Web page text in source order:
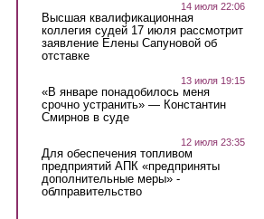
14 июля 22:06
Высшая квалификационная
коллегия судей 17 июля рассмотрит
заявление Елены Сапуновой об
отставке
13 июля 19:15
«В январе понадобилось меня
срочно устранить» — Константин
Смирнов в суде
12 июля 23:35
Для обеспечения топливом
предприятий АПК «предприняты
дополнительные меры» -
облправительство